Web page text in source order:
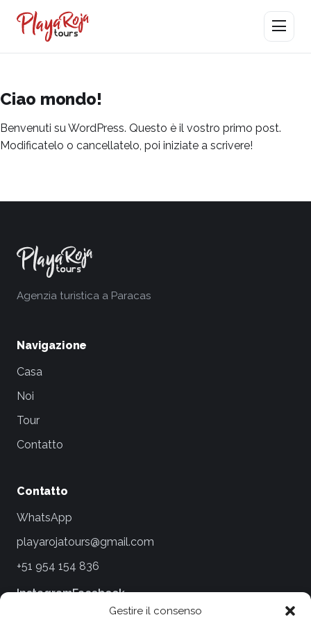
Gestire il consenso
Apri menu
Ciao mondo!
Benvenuti su WordPress. Questo è il vostro primo post.
Modificatelo o cancellatelo, poi iniziate a scrivere!
Agenzia turistica a Paracas
Navigazione
Casa
Noi
Tour
Contatto
Contatto
WhatsApp
playarojatours@gmail.com
+51 954 154 836
InstagramFacebook